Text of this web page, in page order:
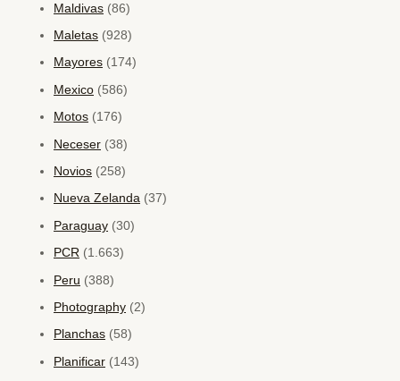
Maldivas (86)
Maletas (928)
Mayores (174)
Mexico (586)
Motos (176)
Neceser (38)
Novios (258)
Nueva Zelanda (37)
Paraguay (30)
PCR (1.663)
Peru (388)
Photography (2)
Planchas (58)
Planificar (143)